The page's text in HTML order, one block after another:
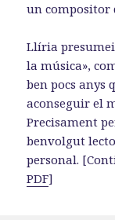
un compositor
Llíria
la música»,
ben pocs anys
aconseguir el
Precisament
benvolgut
personal.
PDF]